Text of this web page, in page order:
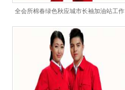
全会所棉春绿色秋应城市长袖加油站工作